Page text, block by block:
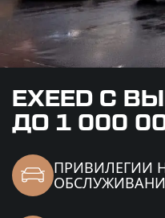
EXEED C
ДО 1 000
ПРИВИЛЕГИИ